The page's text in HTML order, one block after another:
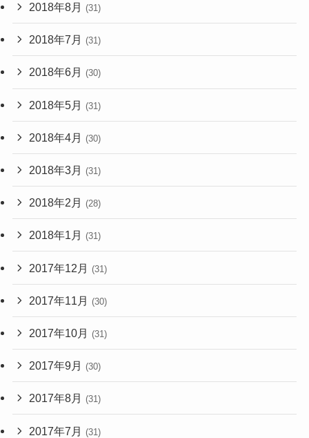
2018年8月 (31)
2018年7月 (31)
2018年6月 (30)
2018年5月 (31)
2018年4月 (30)
2018年3月 (31)
2018年2月 (28)
2018年1月 (31)
2017年12月 (31)
2017年11月 (30)
2017年10月 (31)
2017年9月 (30)
2017年8月 (31)
2017年7月 (31)